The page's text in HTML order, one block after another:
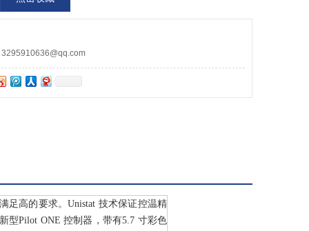
足高的要求。Unistat 技术保证控温精
型Pilot ONE 控制器，带有5.7 寸彩色